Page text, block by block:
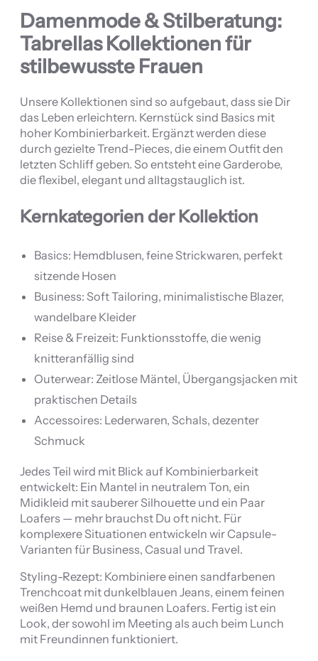
Damenmode & Stilberatung:
Tabrellas Kollektionen für
stilbewusste Frauen
Unsere Kollektionen sind so aufgebaut, dass sie Dir
das Leben erleichtern. Kernstück sind Basics mit
hoher Kombinierbarkeit. Ergänzt werden diese
durch gezielte Trend-Pieces, die einem Outfit den
letzten Schliff geben. So entsteht eine Garderobe,
die flexibel, elegant und alltagstauglich ist.
Kernkategorien der Kollektion
Basics: Hemdblusen, feine Strickwaren, perfekt
sitzende Hosen
Business: Soft Tailoring, minimalistische Blazer,
wandelbare Kleider
Reise & Freizeit: Funktionsstoffe, die wenig
knitteranfällig sind
Outerwear: Zeitlose Mäntel, Übergangsjacken mit
praktischen Details
Accessoires: Lederwaren, Schals, dezenter
Schmuck
Jedes Teil wird mit Blick auf Kombinierbarkeit
entwickelt: Ein Mantel in neutralem Ton, ein
Midikleid mit sauberer Silhouette und ein Paar
Loafers — mehr brauchst Du oft nicht. Für
komplexere Situationen entwickeln wir Capsule-
Varianten für Business, Casual und Travel.
Styling-Rezept: Kombiniere einen sandfarbenen
Trenchcoat mit dunkelblauen Jeans, einem feinen
weißen Hemd und braunen Loafers. Fertig ist ein
Look, der sowohl im Meeting als auch beim Lunch
mit Freundinnen funktioniert.